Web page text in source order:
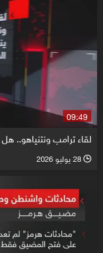
09:49
لقاء ترامب ونتنياهو..
l 28 يوليو 2026